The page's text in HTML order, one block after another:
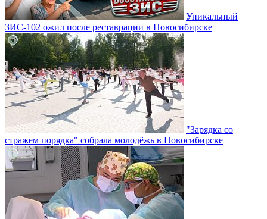
Уникальный
ЗИС-102 ожил после реставрации в Новосибирске
"Зарядка со
стражем порядка" собрала молодёжь в Новосибирске